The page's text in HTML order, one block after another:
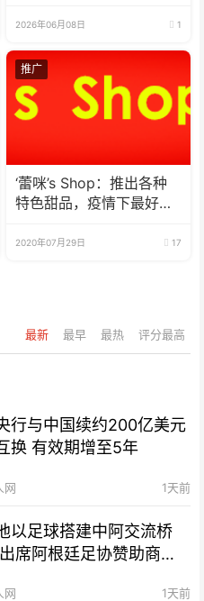
2026年06月08日 1
推广
‘蕾咪’s Shop：推出各种
特色甜品，疫情下最好的
2020年07月29日 17
最新 最早 最热 评分最高
行与中国续约200亿美元
换 有效期增至5年
网 1天前
以足球搭建中阿交流桥
席阿根廷足协赞助商招
网 1天前